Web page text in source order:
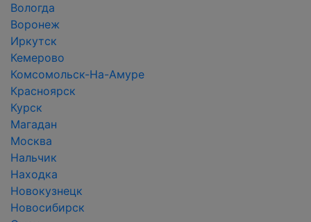
Вологда
Воронеж
Иркутск
Кемерово
Комсомольск-На-Амуре
Красноярск
Курск
Магадан
Москва
Нальчик
Находка
Новокузнецк
Новосибирск